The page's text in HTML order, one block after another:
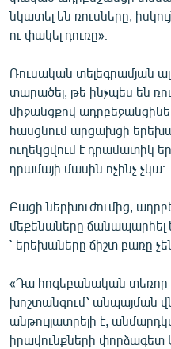
նկատել են ռուսները,
ու փակել դուռը»։
Ռուսական տելեգրամյան
տարածել, թե ինչպես են
միջանցքով
հասցնում արցախցի
ուղեկցվում է դրամատիկ
դրամայի մասին ոչինչ չկա։
Բացի ներխուժումից,
մեքենաները ճանապարհել
՝ երեխաները ճիշտ բառը
«Դա հոգեբանական
խոշտանգում՝ անպայման
անթույլատրելի է,
իրավունքների փորձագետ